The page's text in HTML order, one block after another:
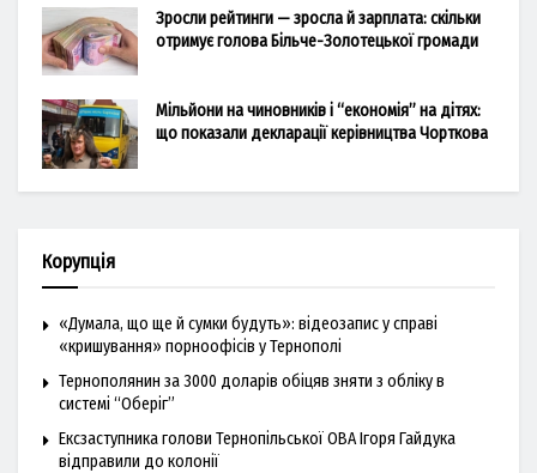
Зросли рейтинги — зросла й зарплата: скільки
отримує голова Більче-Золотецької громади
Мільйони на чиновників і “економія” на дітях:
що показали декларації керівництва Чорткова
Корупція
«Думала, що ще й сумки будуть»: відеозапис у справі
«кришування» порноофісів у Тернополі
Тернополянин за 3000 доларів обіцяв зняти з обліку в
системі “Оберіг”
Ексзаступника голови Тернопільської ОВА Ігоря Гайдука
відправили до колонії